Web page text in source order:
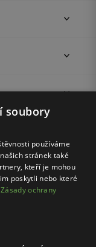
soubory
používáme
stránek také
kteří je mohou
poskytli nebo které
Zásady ochrany